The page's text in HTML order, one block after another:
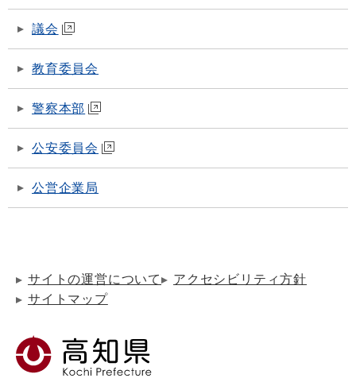
議会
教育委員会
警察本部
公安委員会
公営企業局
サイトの運営について
アクセシビリティ方針
サイトマップ